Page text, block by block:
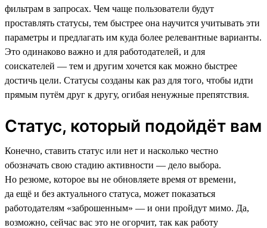
фильтрам в запросах. Чем чаще пользователи будут
проставлять статусы, тем быстрее она научится учитывать эти
параметры и предлагать им куда более релевантные варианты.
Это одинаково важно и для работодателей, и для
соискателей — тем и другим хочется как можно быстрее
достичь цели. Статусы созданы как раз для того, чтобы идти
прямым путём друг к другу, огибая ненужные препятствия.
Статус, который подойдёт вам
Конечно, ставить статус или нет и насколько честно
обозначать свою стадию активности — дело выбора.
Но резюме, которое вы не обновляете время от времени,
да ещё и без актуального статуса, может показаться
работодателям «заброшенным» — и они пройдут мимо. Да,
возможно, сейчас вас это не огорчит, так как работу